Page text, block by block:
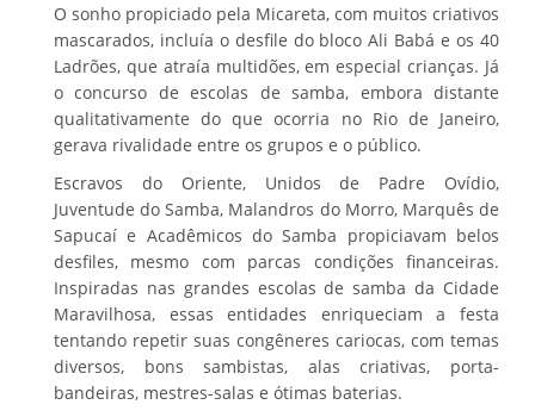
O sonho propiciado pela Micareta, com muitos criativos
mascarados, incluía o desfile do bloco Ali Babá e os 40
Ladrões, que atraía multidões, em especial crianças. Já
o concurso de escolas de samba, embora distante
qualitativamente do que ocorria no Rio de Janeiro,
gerava rivalidade entre os grupos e o público.
Escravos do Oriente, Unidos de Padre Ovídio,
Juventude do Samba, Malandros do Morro, Marquês de
Sapucaí e Acadêmicos do Samba propiciavam belos
desfiles, mesmo com parcas condições financeiras.
Inspiradas nas grandes escolas de samba da Cidade
Maravilhosa, essas entidades enriqueciam a festa
tentando repetir suas congêneres cariocas, com temas
diversos, bons sambistas, alas criativas, porta-
bandeiras, mestres-salas e ótimas baterias.